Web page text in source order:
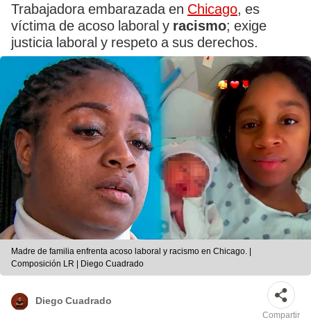
Trabajadora embarazada en Chicago, es
víctima de acoso laboral y racismo; exige
justicia laboral y respeto a sus derechos.
Madre de familia enfrenta acoso laboral y racismo en Chicago. |
Composición LR | Diego Cuadrado
Diego Cuadrado
Compartir